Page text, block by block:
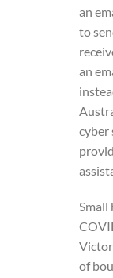
an
to
an
cyber
Small
of